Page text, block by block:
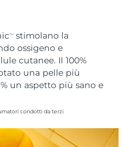
TM
stimolano la
ossigeno e
cutanee. Il 100%
una pelle più
un aspetto più sano e
condotti da terzi
Consegna stimata
Consegna stimata13/08/2026
Consegna stimata
Consegna stimata